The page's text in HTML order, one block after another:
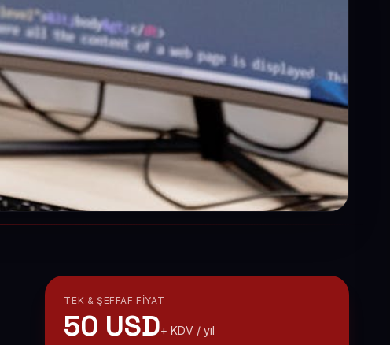
TEK & ŞEFFAF FIYAT
50 USD+ KDV / yıl